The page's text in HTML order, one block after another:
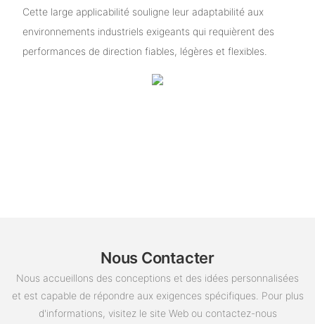
Cette large applicabilité souligne leur adaptabilité aux
environnements industriels exigeants qui requièrent des
performances de direction fiables, légères et flexibles.
Nous Contacter
Nous accueillons des conceptions et des idées personnalisées
et est capable de répondre aux exigences spécifiques. Pour plus
d'informations, visitez le site Web ou contactez-nous